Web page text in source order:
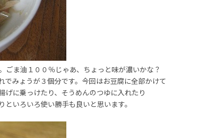
ごま油１００％じゃあ、ちょっと味が濃いかな？
でみょうが３個分です。今回はお豆腐に全部かけて
げに乗っけたり、そうめんのつゆに入れたり
いろいろ使い勝手も良いと思います。